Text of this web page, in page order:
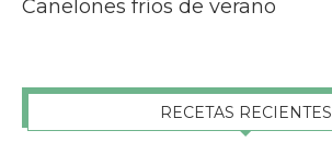
Canelones fríos de verano
RECETAS RECIENTES